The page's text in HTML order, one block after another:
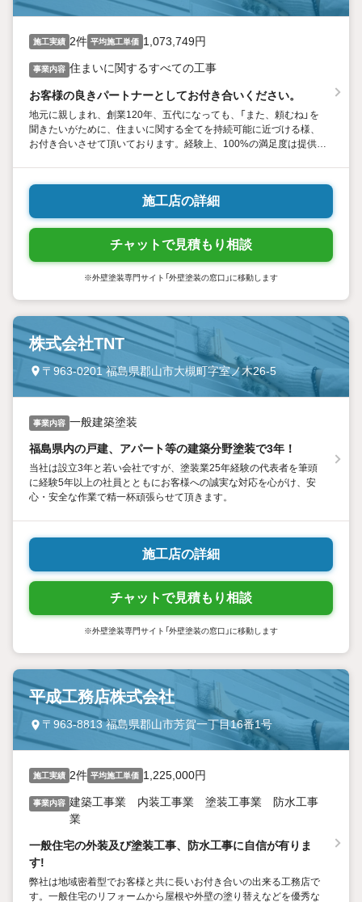
施工実績 2件 平均施工単価 1,073,749円
事業内容 住まいに関するすべての工事
お客様の良きパートナーとしてお付き合いください。
地元に親しまれ、創業120年、五代になっても、「また、頼むね」を
聞きたいがために、住まいに関する全てを持続可能に近づける様、
お付き合いさせて頂いております。経験上、100%の満足度は提供す
施工店の詳細
チャットで見積もり相談
※外壁塗装専門サイト「外壁塗装の窓口」に移動します
株式会社TNT
〒963-0201 福島県郡山市大槻町字室ノ木26-5
事業内容 一般建築塗装
福島県内の戸建、アパート等の建築分野塗装で3年！
当社は設立3年と若い会社ですが、塗装業25年経験の代表者を筆頭
に経験5年以上の社員とともにお客様への誠実な対応を心がけ、安
心・安全な作業で精一杯頑張らせて頂きます。
施工店の詳細
チャットで見積もり相談
※外壁塗装専門サイト「外壁塗装の窓口」に移動します
平成工務店株式会社
〒963-8813 福島県郡山市芳賀一丁目16番1号
施工実績 2件 平均施工単価 1,225,000円
事業内容 建築工事業 内装工事業 塗装工事業 防水工事
業
一般住宅の外装及び塗装工事、防水工事に自信が有りま
す!
弊社は地域密着型でお客様と共に長いお付き合いの出来る工務店で
す。一般住宅のリフォームから屋根や外壁の塗り替えなどを優秀な